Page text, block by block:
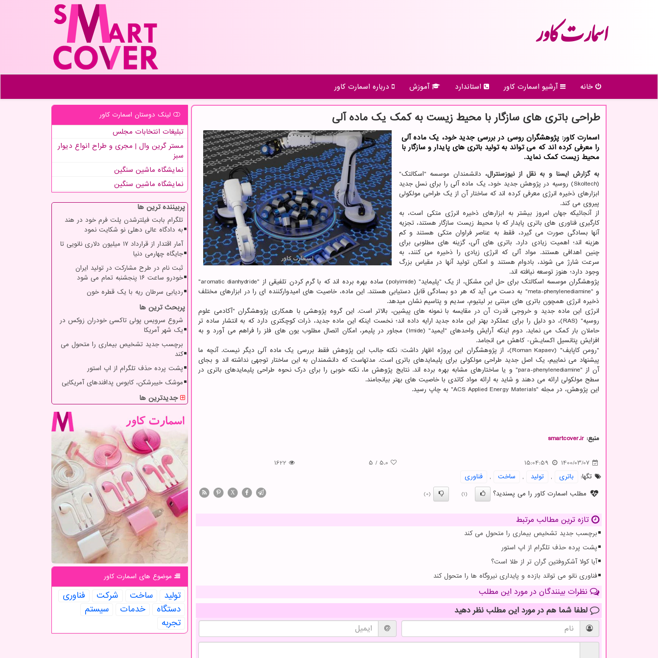
اسمارت كاور
خانه آرشیو اسمارت كاور استاندارد آموزش درباره اسمارت كاور
طراحی باتری های سازگار با محیط زیست به كمك یك ماده آلی
اسمارت کاور: پژوهشگران روسی در بررسی جدید خود، یک ماده آلی
را معرفی کرده اند که می تواند به تولید باتری های پایدار و سازگار با
محیط زیست کمک نماید.
به گزارش ایسنا و به نقل از نیوزسنترال، دانشمندان موسسه "اسکالتک"
(Skoltech) روسیه در پژوهش جدید خود، یک ماده آلی را برای نسل جدید
ابزارهای ذخیره انرژی معرفی کرده اند که ساختار آن از یک طراحی مولکولی
پیروی می کند.
از آنجائیکه جهان امروز بیشتر به ابزارهای ذخیره انرژی متکی است، به
کارگیری فناوری های باتری پایدار که با محیط زیست سازگار هستند، تجزیه
آنها بسادگی صورت می گیرد، فقط به عناصر فراوان متکی هستند و کم
هزینه اند؛ اهمیت زیادی دارد. باتری های آلی، گزینه های مطلوبی برای
چنین اهدافی هستند. مواد آلی که انرژی زیادی را ذخیره می کنند، به
سرعت شارژ می شوند، بادوام هستند و امکان تولید آنها در مقیاس بزرگ
وجود دارد؛ هنوز توسعه نیافته اند.
پژوهشگران موسسه اسکالتک برای حل این مشکل، از یک "پلیماید" (polyimide) ساده بهره برده اند که با گرم کردن تلفیقی از "aromatic dianhydride"
و "meta-phenylenediamine" به دست می آید که هر دو بسادگی قابل دستیابی هستند. این ماده، خاصیت های امیدوارکننده ای را در ابزارهای مختلف
ذخیره انرژی همچون باتری های مبتنی بر لیتیوم، سدیم و پتاسیم نشان میدهد.
انرژی این ماده جدید و خروجی قدرت آن در مقایسه با نمونه های پیشین، بالاتر است. این گروه پژوهشی با همکاری پژوهشگران "آکادمی علوم
روسیه" (RAS)، دو دلیل را برای عملکرد بهتر این ماده جدید ارایه داده اند؛ نخست اینکه این ماده جدید، ذرات کوچکتری دارد که به انتشار ساده تر
حاملان بار کمک می نماید. دوم اینکه آرایش واحدهای "ایمید" (Imide) مجاور در پلیمر، امکان اتصال مطلوب یون های فلز را فراهم می آورد و به
افزایش پتانسیل اکسایـش- کاهش می انجامد.
"رومن کاپایف" (Roman Kapaev)، از پژوهشگران این پروژه اظهار داشت: نکته جالب این پژوهش فقط بررسی یک ماده آلی دیگر نیست. آنچه ما
پیشنهاد می نماییم، یک اصل جدید طراحی مولکولی برای پلیمایدهای باتری است. مدتهاست که دانشمندان به این ساختار توجهی نداشته اند و بجای
آن از "para-phenylenediamine" و یا ساختارهای مشابه بهره برده اند. نتایج پژوهش ما، نکته خوبی را برای درک نحوه طراحی پلیمایدهای باتری در
سطح مولکولی ارائه می دهند و شاید به ارائه مواد کاتدی با خاصیت های بهتر بیانجامند.
این پژوهش، در مجله "ACS Applied Energy Materials" به چاپ رسید.
منبع: smartcover.ir
1400/03/07
15:04:59
5.0
/
5
1622
تگها:
باتری , تولید , ساخت ,
فناوری
مطلب اسمارت کاور را می پسندید؟
(1)
(0)
X
تازه ترین مطالب مرتبط
برچسب جدید تشخیص بیماری را متحول می کند
پشت پرده حذف تلگرام از اپ استور
آیا کولا آشکروفتین گران تر از طلا است؟
فناوری نانو می تواند بازده و پایداری نیروگاه ها را متحول کند
نظرات بینندگان در مورد این مطلب
لطفا شما هم در مورد این مطلب نظر دهید
لینک دوستان اسمارت كاور
تبلیغات انتخابات مجلس
مستر گرین وال | مجری و طراح انواع دیوار
سبز
نمایشگاه ماشین سنگین
نمایشگاه ماشین سنگین
پربیننده ترین ها
تلگرام بابت فیلترشدن پلت فرم خود در هند
به دادگاه عالی دهلی نو شکایت نمود
آمار اقتدار از قرارداد ۱۷ میلیون دلاری نانویی تا
جایگاه چهارمی دنیا
ثبت نام در طرح مشارکت در تولید ایران
خودرو ساعت ۱۶ پنجشنبه تمام می شود
ردیابی سرطان ریه با یک قطره خون
پربحث ترین ها
شروع سرویس پولی تاکسی خودران زوکس در
یک شهر آمریکا
برچسب جدید تشخیص بیماری را متحول می
کند
پشت پرده حذف تلگرام از اپ استور
موشک خیبرشکن، کابوس پدافندهای آمریکایی
جدیدترین ها
موضوع های اسمارت كاور
تولید ساخت شركت
فناوری
دستگاه
خدمات
سیستم
تجربه